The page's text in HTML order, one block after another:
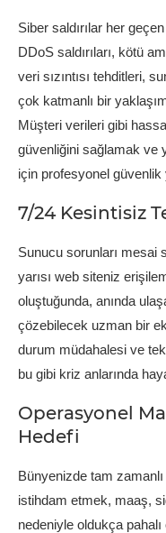
Siber saldırılar her
DDoS saldırıları, kötü
veri sızıntısı tehditleri,
çok katmanlı bir
Müşteri verileri gibi
güvenliğini sağlamak ve
için profesyonel güvenlik
7/24 Kesintisiz
Sunucu sorunları mesai
yarısı web siteniz
oluştuğunda, anında
çözebilecek uzman bir
durum müdahalesi ve
bu gibi kriz anlarında
Operasyonel
Hedefi
Bünyenizde tam
istihdam etmek, maaş,
nedeniyle oldukça